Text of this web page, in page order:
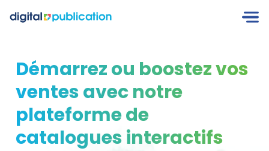
Démarrez ou boostez vos
ventes avec notre
plateforme de
catalogues interactifs